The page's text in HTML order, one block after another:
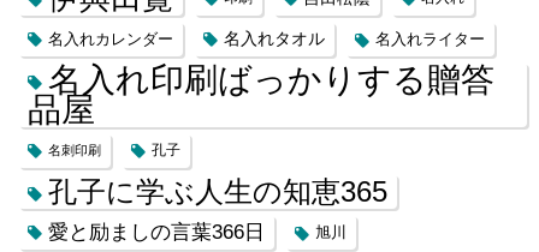
名入れカレンダー 名入れタオル 名入れライター
名入れ印刷ばっかりする贈答
品屋
名刺印刷 孔子
孔子に学ぶ人生の知恵365
愛と励ましの言葉366日 旭川